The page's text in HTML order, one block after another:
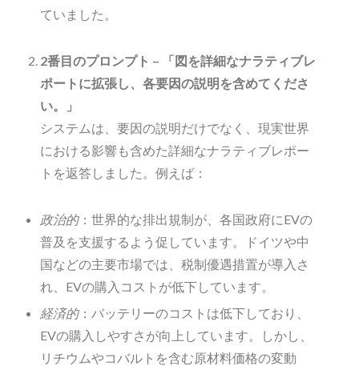
ていました。
2番目のプロンプト – 「図を詳細なナラティブレ
ポートに拡張し、各要因の説明を含めてくださ
い。」
システムは、要因の説明だけでなく、現実世界
における影響も含めた詳細なナラティブレポー
トを返答しました。例えば：
政治的：世界的な排出規制が、各国政府にEVの
普及を支援するよう促しています。ドイツや中
国などの主要市場では、税制優遇措置が導入さ
れ、EVの購入コストが低下しています。
経済的：バッテリーのコストは低下しており、
EVの購入しやすさが向上しています。しかし、
リチウムやコバルトを含む原材料価格の変動